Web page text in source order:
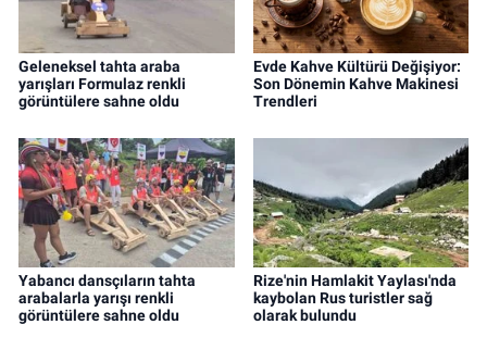
Geleneksel tahta araba
yarışları Formulaz renkli
görüntülere sahne oldu
Evde Kahve Kültürü Değişiyor:
Son Dönemin Kahve Makinesi
Trendleri
Yabancı dansçıların tahta
arabalarla yarışı renkli
görüntülere sahne oldu
Rize'nin Hamlakit Yaylası'nda
kaybolan Rus turistler sağ
olarak bulundu